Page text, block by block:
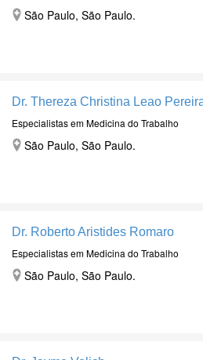
São Paulo, São Paulo.
Dr. Thereza Christina Leao
Especialistas em Medicina do Trabalho
São Paulo, São Paulo.
Dr. Roberto Aristides Romaro
Especialistas em Medicina do Trabalho
São Paulo, São Paulo.